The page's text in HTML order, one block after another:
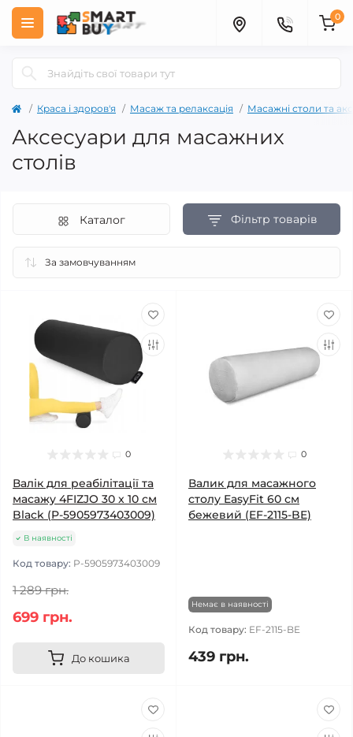
0
Краса і здоров'я Масаж та релаксація Масажні столи та
Аксесуари для масажних
столів
Фільтр товарів
Каталог
0
Валік для реабілітації та
масажу 4FIZJO 30 x 10 см
Black (P-5905973403009)
В наявності
Код товару: P-5905973403009
1 289 грн.
699 грн.
До кошика
0
Валик для масажного
столу EasyFit 60 см
бежевий (EF-2115-BE)
Немає в наявності
Код товару: EF-2115-BE
439 грн.